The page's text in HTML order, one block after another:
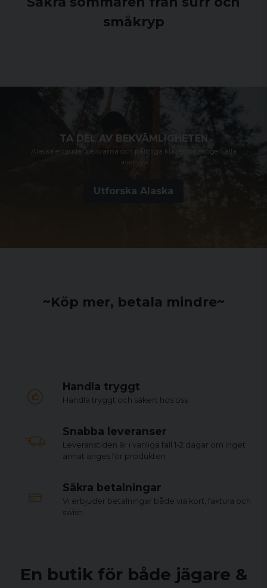
småkryp
TA DEL AV BEKVÄMLIGHETEN
Alaska erbjuder bekväma och pålitliga kläder för skogen alla
äventyr
Utforska Alaska
~Köp mer, betala mindre~
Handla tryggt
Handla tryggt och säkert hos oss
Snabba leveranser
Leveranstiden är i vanliga fall 1-2 dagar om inget
annat anges för produkten
Säkra betalningar
Vi erbjuder betalningar både via kort, faktura och
swish.
En butik för både jägare &